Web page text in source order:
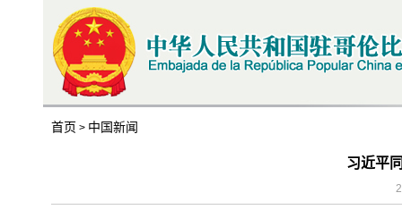
首页 > 中国新闻
习近平